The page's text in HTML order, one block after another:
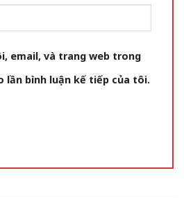
email, và trang web trong
lần bình luận kế tiếp của tôi.